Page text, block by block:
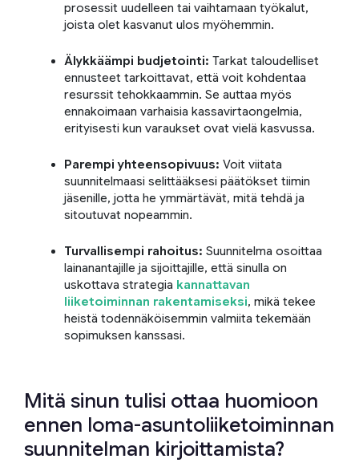
prosessit uudelleen tai vaihtamaan työkalut,
joista olet kasvanut ulos myöhemmin.
Älykkäämpi budjetointi: Tarkat taloudelliset
ennusteet tarkoittavat, että voit kohdentaa
resurssit tehokkaammin. Se auttaa myös
ennakoimaan varhaisia kassavirtaongelmia,
erityisesti kun varaukset ovat vielä kasvussa.
Parempi yhteensopivuus: Voit viitata
suunnitelmaasi selittääksesi päätökset tiimin
jäsenille, jotta he ymmärtävät, mitä tehdä ja
sitoutuvat nopeammin.
Turvallisempi rahoitus: Suunnitelma osoittaa
lainanantajille ja sijoittajille, että sinulla on
uskottava strategia kannattavan
liiketoiminnan rakentamiseksi, mikä tekee
heistä todennäköisemmin valmiita tekemään
sopimuksen kanssasi.
Mitä sinun tulisi ottaa huomioon
ennen loma-asuntoliiketoiminnan
suunnitelman kirjoittamista?